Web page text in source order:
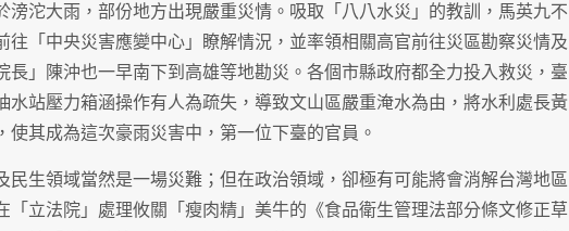
滂沱大雨，部份地方出現嚴重災情。吸取「八八水災」的教訓，馬英九不
往「中央災害應變中心」瞭解情況，並率領相關高官前往災區勘察災情及
長」陳沖也一早南下到高雄等地勘災。各個市縣政府都全力投入救災，臺
水站壓力箱涵操作有人為疏失，導致文山區嚴重淹水為由，將水利處長黃
使其成為這次豪雨災害中，第一位下臺的官員。
民生領域當然是一場災難；但在政治領域，卻極有可能將會消解台灣地區
「立法院」處理攸關「瘦肉精」美牛的《食品衛生管理法部分條文修正草